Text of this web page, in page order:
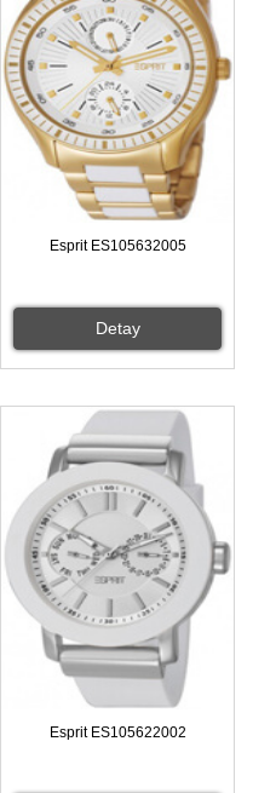
Esprit ES105632005
Detay
Esprit ES105622002